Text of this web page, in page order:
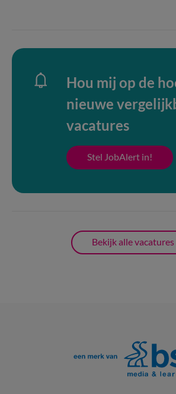
Hou mij op de
nieuwe
vacatures
Stel JobAlert in!
Bekijk alle vacatures